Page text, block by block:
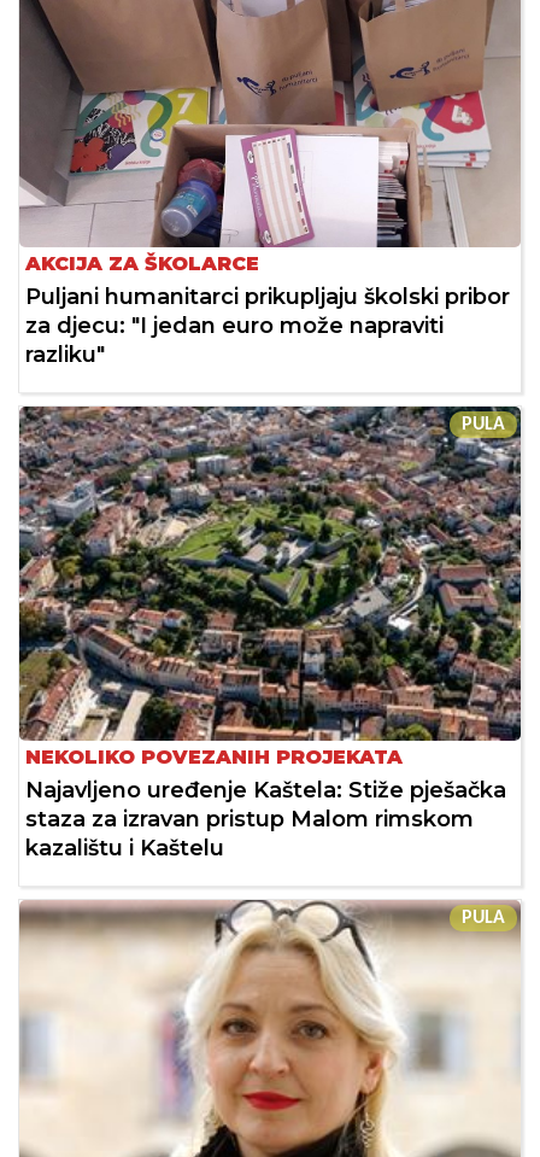
AKCIJA ZA ŠKOLARCE
Puljani humanitarci prikupljaju školski pribor
za djecu: "I jedan euro može napraviti
razliku"
PULA
NEKOLIKO POVEZANIH PROJEKATA
Najavljeno uređenje Kaštela: Stiže pješačka
staza za izravan pristup Malom rimskom
kazalištu i Kaštelu
PULA